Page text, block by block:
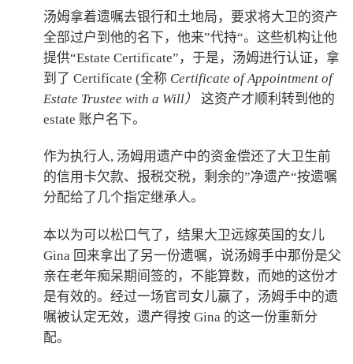
汤姆拿着遗嘱去银行和土地局，要求将大卫的资产
全部过户到他的名下，他来”代持“。这些机构让他
提供“Estate Certificate”，于是，汤姆进行认证，拿
到了 Certificate (全称 Certificate of Appointment of
Estate Trustee with a Will） 这资产才顺利转到他的
estate 账户名下。
作为执行人, 汤姆用遗产中的资金偿还了大卫生前
的信用卡欠款、报税交税，剩余的”净遗产“按遗嘱
分配给了几个指定继承人。
本以为可以松口气了，结果大卫远嫁英国的女儿
Gina 回来拿出了另一份遗嘱，说汤姆手中那份是父
亲在老年痴呆期间签的，不能算数，而她的这份才
是有效的。经过一场官司女儿赢了，汤姆手中的遗
嘱被认定无效，遗产得按 Gina 的这一份重新分
配。